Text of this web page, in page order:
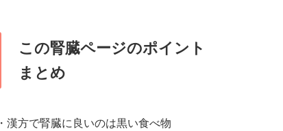
この腎臓ページのポイント
まとめ
・漢方で腎臓に良いのは黒い食べ物